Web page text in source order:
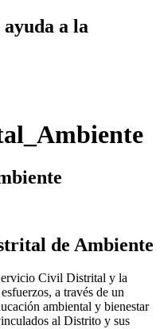
a la
de Ambiente
Civil Distrital y la
a través de un
ambiental y bienestar
al Distrito y sus